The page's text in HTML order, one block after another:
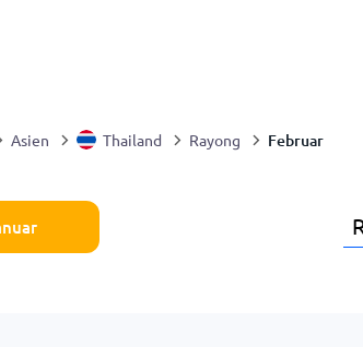
Asien Thailand Rayong Februar